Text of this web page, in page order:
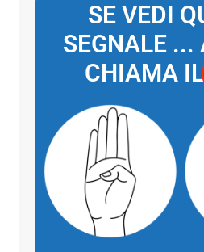
SE VEDI
SEGNALE
CHIAMA